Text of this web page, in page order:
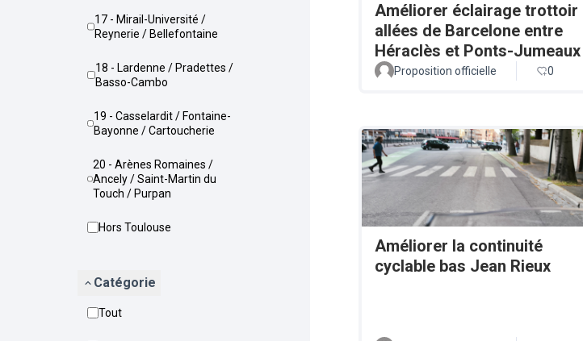
17 - Mirail-Université /
Reynerie / Bellefontaine
18 - Lardenne / Pradettes /
Basso-Cambo
19 - Casselardit / Fontaine-
Bayonne / Cartoucherie
20 - Arènes Romaines /
Ancely / Saint-Martin du
Touch / Purpan
Hors Toulouse
Catégorie
Tout
Améliorer éclairage trottoir
allées de Barcelone entre
Héraclès et Ponts-Jumeaux
Proposition officielle 0
Améliorer la continuité
cyclable bas Jean Rieux